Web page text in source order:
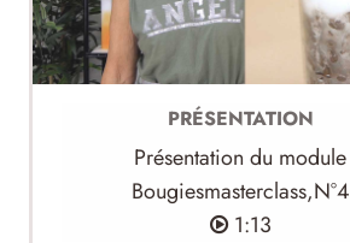
PRÉSENTATION
Présentation du module
Bougiesmasterclass,N°4
1:13